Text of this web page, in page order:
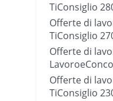
TiConsiglio
Offerte di
TiConsiglio
Offerte di
Offerte di
TiConsiglio